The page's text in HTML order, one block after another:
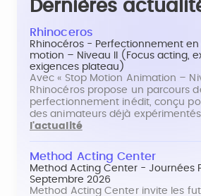
Dernières
Rhinoceros
Rhinocéros - Perfectionnement
motion – Niveau II (Focus acting,
exigences plateau)
Avec « Stop Motion Animation –
Rhinocéros propose un parcours
perfectionnement inédit, conçu
des animateurs déjà
l'actualité
Method Acting Center
Method Acting Center - Journées
Septembre 2026
Method Acting Center invite les